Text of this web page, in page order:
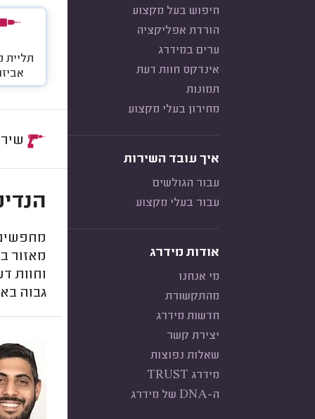
חיפוש בעל מקצוע
הורדת אפליקציה
ערים במידרג
אינדקס חוות דעת
תמונות
מחירון בעלי מקצוע
איך עובד השירות
עבור הגולשים
עבור בעלי מקצוע
אודות מידרג
מי אנחנו
מהתקשורת
חדשות מידרג
יצירת קשר
שאלות נפוצות
מידרג TRUST
ה-DNA של מידרג
תליית
מאזור
וחוות
גבוה